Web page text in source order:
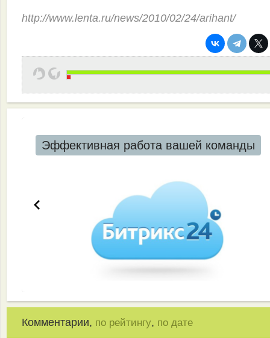
http://www.lenta.ru/news/2010/02/24/arihant/
Эффективная работа вашей команды
Комментарии, по рейтингу, по дате